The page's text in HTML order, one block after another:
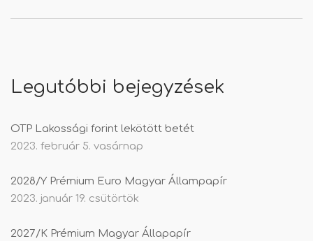
Legutóbbi bejegyzések
OTP Lakossági forint lekötött betét
2023. február 5. vasárnap
2028/Y Prémium Euro Magyar Állampapír
2023. január 19. csütörtök
2027/K Prémium Magyar Állapapír